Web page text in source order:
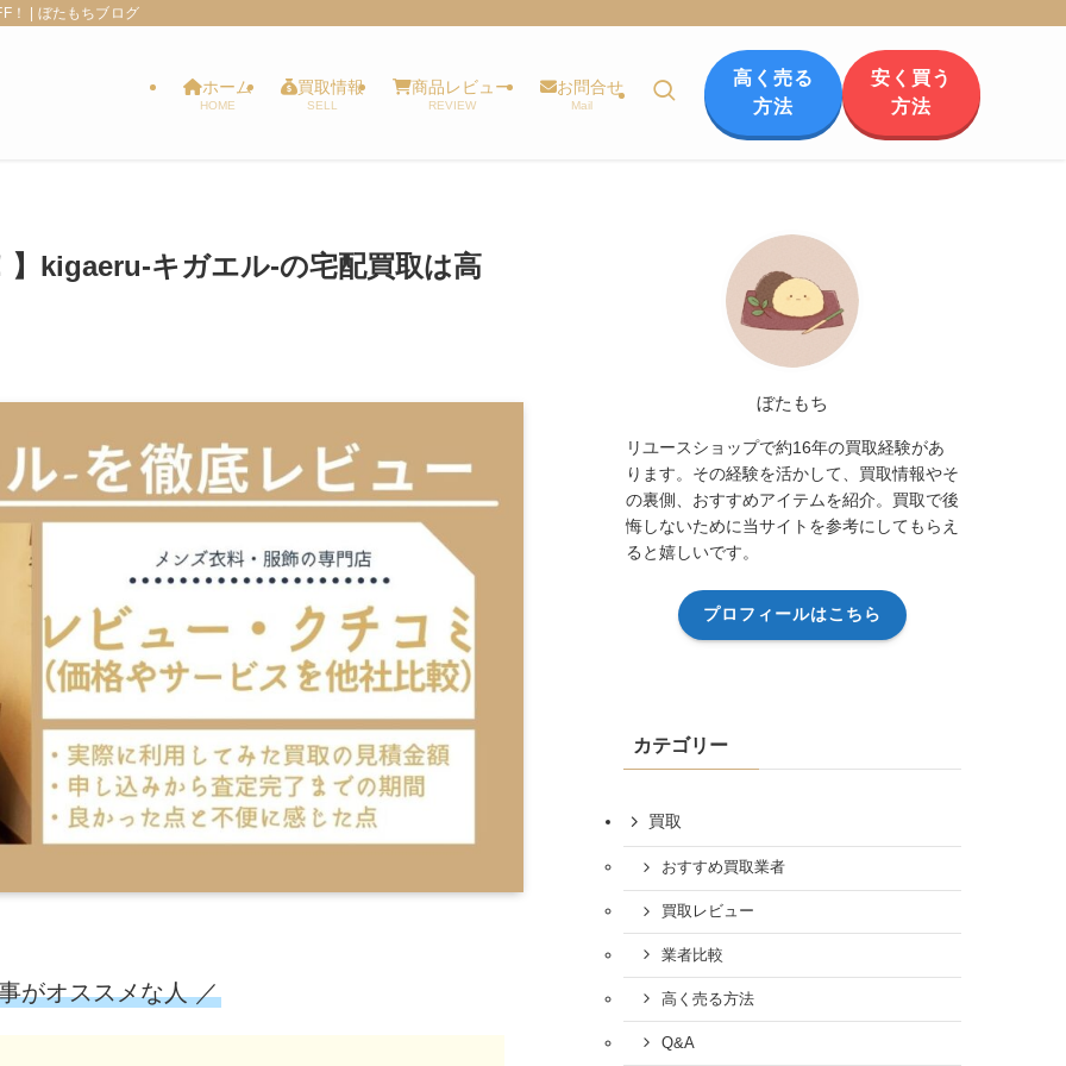
！ | ぼたもちブログ
ホーム
HOME
買取情報
SELL
商品レビュー
REVIEW
お問合せ
Mail
高く売る
方法
安く買う
方法
】kigaeru-キガエル-の宅配買取は高
がオススメな人 ／
ぼたもち
リユースショップで約16年の買取経験があ
ります。その経験を活かして、買取情報やそ
の裏側、おすすめアイテムを紹介。買取で後
悔しないために当サイトを参考にしてもらえ
ると嬉しいです。
プロフィールはこちら
カテゴリー
買取
おすすめ買取業者
買取レビュー
業者比較
高く売る方法
Q&A